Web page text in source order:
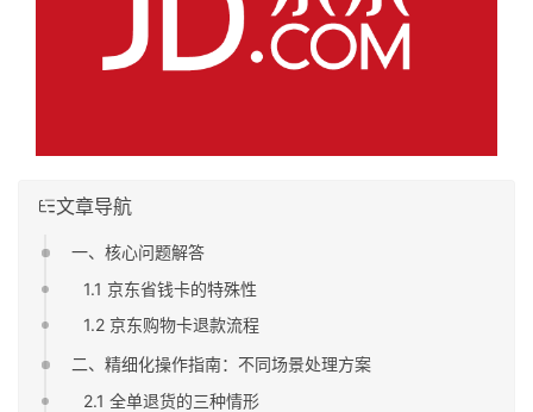
文章导航
一、核心问题解答
1.1 京东省钱卡的特殊性
1.2 京东购物卡退款流程
二、精细化操作指南：不同场景处理方案
2.1 全单退货的三种情形